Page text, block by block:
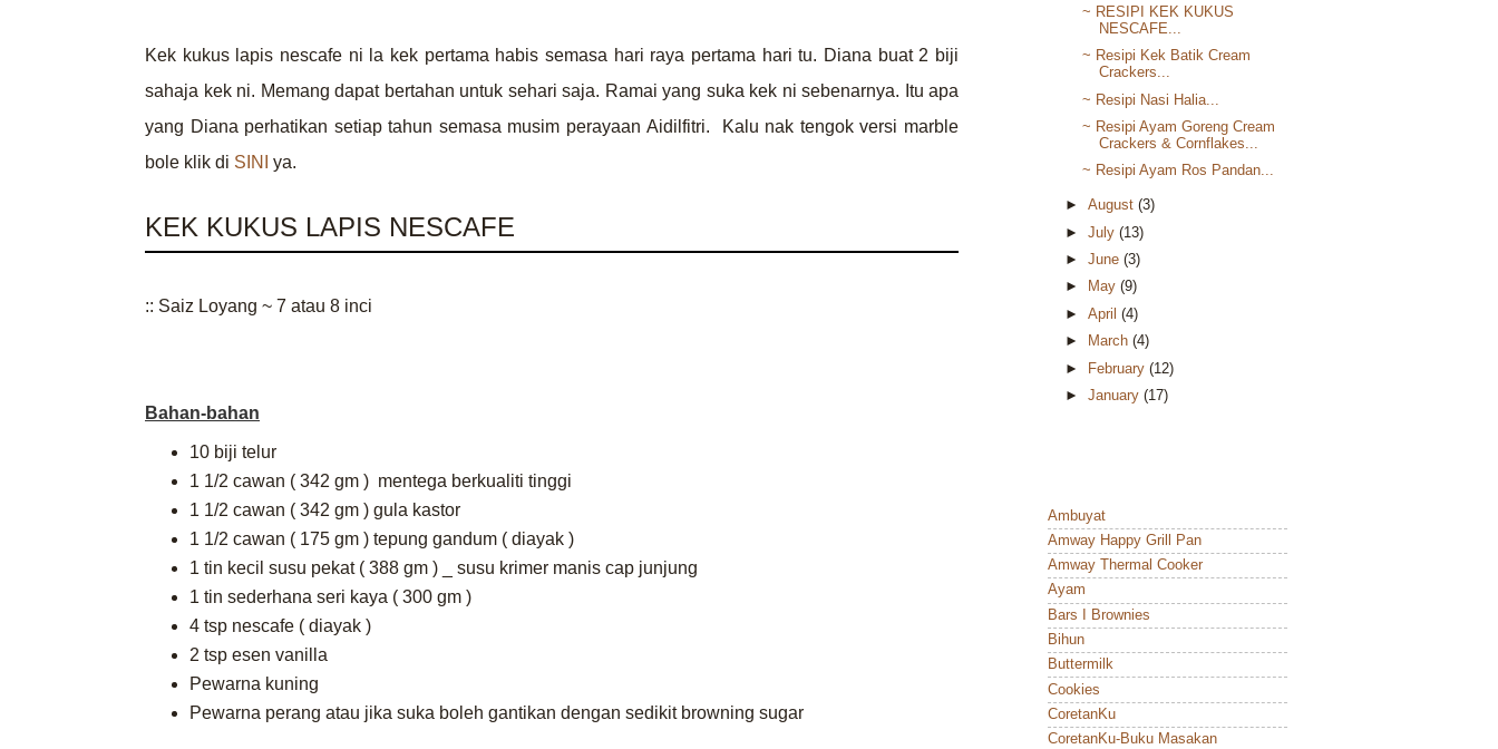
Kek kukus lapis nescafe ni la kek pertama habis semasa hari raya pertama hari tu. Diana buat 2 biji
sahaja kek ni. Memang dapat bertahan untuk sehari saja. Ramai yang suka kek ni sebenarnya. Itu apa
yang Diana perhatikan setiap tahun semasa musim perayaan Aidilfitri. Kalu nak tengok versi marble
bole klik di SINI ya.
KEK KUKUS LAPIS NESCAFE
:: Saiz Loyang ~ 7 atau 8 inci
Bahan-bahan
10 biji telur
1 1/2 cawan ( 342 gm ) mentega berkualiti tinggi
1 1/2 cawan ( 342 gm ) gula kastor
1 1/2 cawan ( 175 gm ) tepung gandum ( diayak )
1 tin kecil susu pekat ( 388 gm ) _ susu krimer manis cap junjung
1 tin sederhana seri kaya ( 300 gm )
4 tsp nescafe ( diayak )
2 tsp esen vanilla
Pewarna kuning
Pewarna perang atau jika suka boleh gantikan dengan sedikit browning sugar
~ RESIPI KEK KUKUS
NESCAFE...
~ Resipi Kek Batik Cream
Crackers...
~ Resipi Nasi Halia...
~ Resipi Ayam Goreng Cream
Crackers & Cornflakes...
~ Resipi Ayam Ros Pandan...
►August(3)
►July(13)
►June(3)
►
May(9)
►April(4)
►
March(4)
►
February(12)
►January(17)
Ambuyat
Amway Happy Grill Pan
Amway Thermal Cooker
Ayam
Bars I Brownies
Bihun
Buttermilk
Cookies
CoretanKu
CoretanKu-Buku Masakan